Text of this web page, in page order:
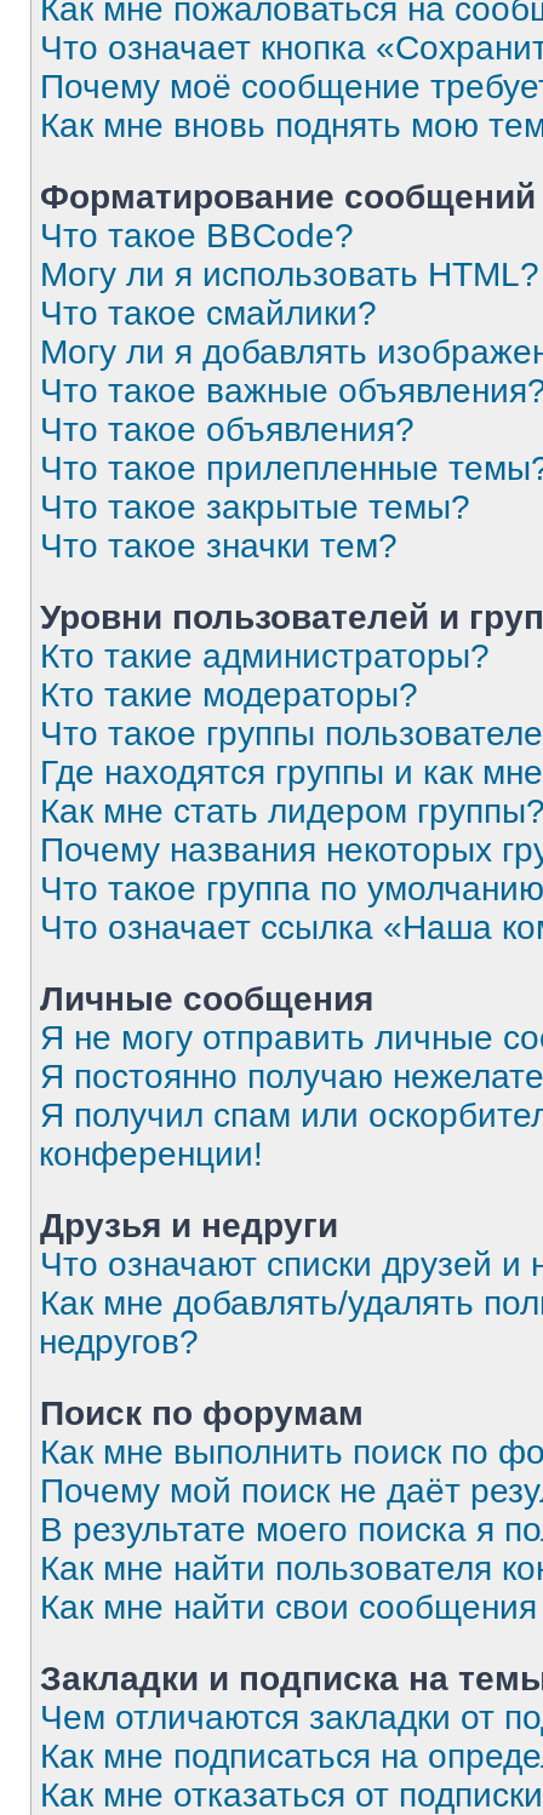
Как мне пожаловаться на
Что означает кнопка
Почему моё сообщение
Как мне вновь поднять мою
Форматирование
Что такое BBCode?
Могу ли я использовать HTML?
Что такое смайлики?
Могу ли я добавлять
Что такое важные
Что такое объявления?
Что такое прилепленные
Что такое закрытые темы?
Что такое значки тем?
Уровни пользователей и
Кто такие администраторы?
Кто такие модераторы?
Что такое группы
Где находятся группы и как
Как мне стать лидером
Почему названия некоторых
Что такое группа по
Что означает ссылка «Наша
Личные сообщения
Я не могу отправить личные
Я постоянно получаю
Я получил спам или
конференции!
Друзья и недруги
Что означают списки друзей и
Как мне добавлять/удалять
недругов?
Поиск по форумам
Как мне выполнить поиск по
Почему мой поиск не даёт
В результате моего поиска я
Как мне найти пользователя
Как мне найти свои
Закладки и подписка на
Чем отличаются закладки от
Как мне подписаться на
Как мне отказаться от